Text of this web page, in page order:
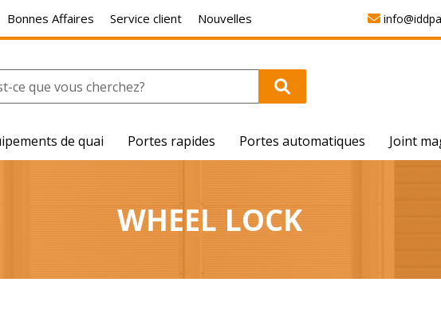
Bonnes Affaires Service client Nouvelles
de quai Portes rapides Portes automatiques Joint
WHEEL LOCK